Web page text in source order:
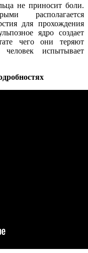
не приносит боли.
располагается
для прохождения
ядро создает
чего они теряют
испытывает